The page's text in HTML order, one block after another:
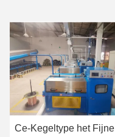
Ce-Kegeltype het Fijne